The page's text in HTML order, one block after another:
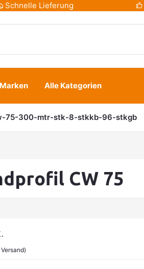
Schnelle Lieferung
Alle Kategorien
75-300-mtr-stk-8-stkkb-96-stkgb
CW 75